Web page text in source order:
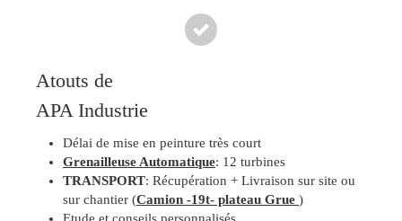
Atouts de
APA Industrie
Délai de mise en peinture très court
Grenailleuse Automatique: 12 turbines
TRANSPORT: Récupération + Livraison sur site ou
sur chantier (Camion -19t- plateau Grue )